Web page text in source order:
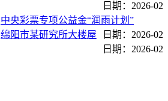
日期：2026-02
中央彩票专项公益金“润雨计划”
日期：2026-02
绵阳市某研究所大楼屋
日期：2026-02